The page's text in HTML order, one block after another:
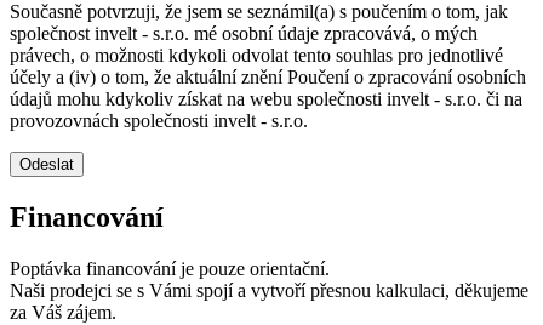
Současně potvrzuji, že jsem se seznámil(a) s poučením o tom, jak
společnost invelt - s.r.o. mé osobní údaje zpracovává, o mých
právech, o možnosti kdykoli odvolat tento souhlas pro jednotlivé
účely a (iv) o tom, že aktuální znění Poučení o zpracování osobních
údajů mohu kdykoliv získat na webu společnosti invelt - s.r.o. či na
provozovnách společnosti invelt - s.r.o.
Odeslat
Financování
Poptávka financování je pouze orientační.
Naši prodejci se s Vámi spojí a vytvoří přesnou kalkulaci, děkujeme
za Váš zájem.